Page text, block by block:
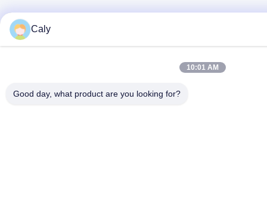
Caly
10:01 AM
Good day, what product are you looking for?